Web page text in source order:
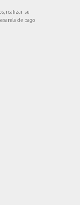
realizar su
de pago